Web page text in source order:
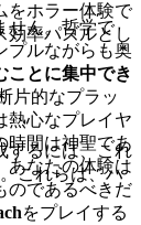
をホラー体験で
効率パズルとし
するには、これ
これらは、ハ
せん。哲学で
プルながらも奥
ことに集中でき
片的なプラッ
熱心なプレイヤ
時間は神聖であ
あなたの体験は
のであるべきだ
をプレイする